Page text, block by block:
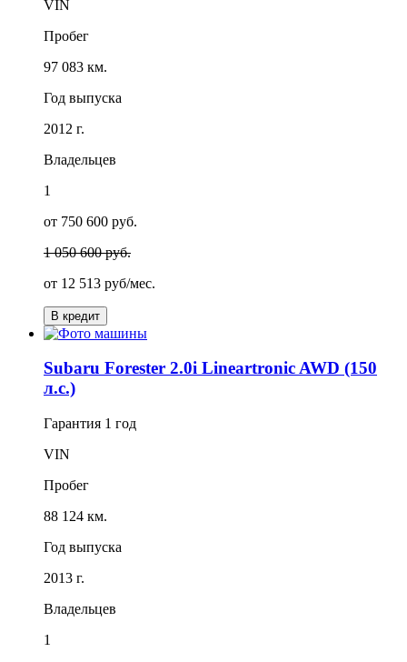
VIN
Пробег
97 083 км.
Год выпуска
2012 г.
Владельцев
1
от 750 600 руб.
1 050 600 руб.
от 12 513 руб/мес.
В кредит
Subaru Forester 2.0i Lineartronic AWD (150
л.с.)
Гарантия 1 год
VIN
Пробег
88 124 км.
Год выпуска
2013 г.
Владельцев
1